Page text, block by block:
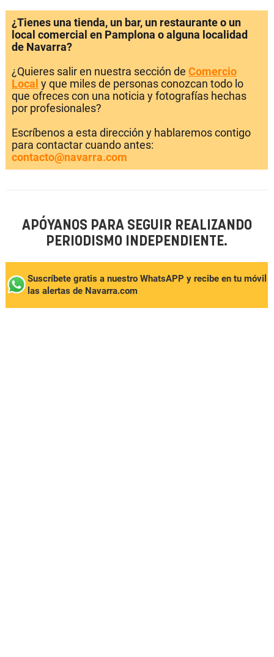
¿Tienes una tienda, un bar, un restaurante o un
local comercial en Pamplona o alguna localidad
de Navarra?
¿Quieres salir en nuestra sección de Comercio
Local y que miles de personas conozcan todo lo
que ofreces con una noticia y fotografías hechas
por profesionales?
Escríbenos a esta dirección y hablaremos contigo
para contactar cuando antes:
contacto@navarra.com
APÓYANOS PARA SEGUIR REALIZANDO
PERIODISMO INDEPENDIENTE.
Suscríbete gratis a nuestro WhatsAPP y recibe en tu móvil
las alertas de Navarra.com